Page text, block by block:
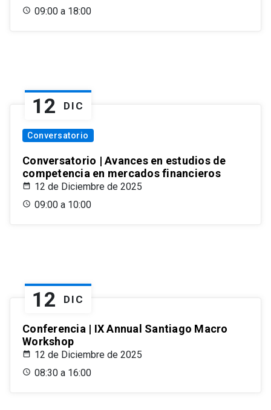
09:00 a 18:00
12 DIC
Conversatorio
Conversatorio | Avances en estudios de
competencia en mercados financieros
12 de Diciembre de 2025
09:00 a 10:00
12 DIC
Conferencia | IX Annual Santiago Macro
Workshop
12 de Diciembre de 2025
08:30 a 16:00